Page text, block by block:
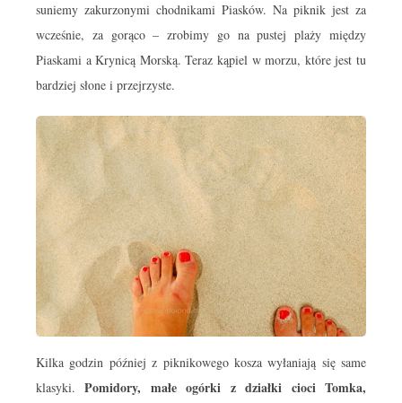
suniemy zakurzonymi chodnikami Piasków. Na piknik jest za
wcześnie, za gorąco – zrobimy go na pustej plaży między
Piaskami a Krynicą Morską. Teraz kąpiel w morzu, które jest tu
bardziej słone i przejrzyste.
Kilka godzin później z piknikowego kosza wyłaniają się same
klasyki.Pomidory, małe ogórki z działki cioci Tomka,